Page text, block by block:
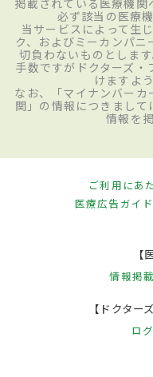
必ず該当の医療
当サービスによって生
ク、およびミーカンパ
切負わないものとしま
手数ですがドクターズ
けますよ
なお、「マイナンバー
関」の情報につきまして
情報を
ご利用にあ
医療広告ガイ
【
情報掲
【ドクター
ロ